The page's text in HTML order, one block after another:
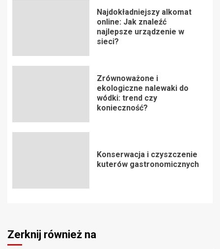
Najdokładniejszy alkomat
online: Jak znaleźć
najlepsze urządzenie w
sieci?
Zrównoważone i
ekologiczne nalewaki do
wódki: trend czy
konieczność?
Konserwacja i czyszczenie
kuterów gastronomicznych
Zerknij również na